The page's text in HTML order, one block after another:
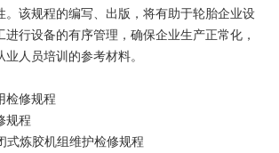
。该规程的编写、出版，将有助于轮胎企业设
行设备的有序管理，确保企业生产正常化，
人员培训的参考材料。
检修规程
规程
式炼胶机组维护检修规程